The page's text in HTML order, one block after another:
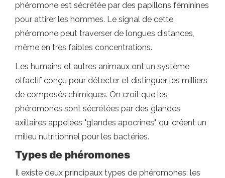
phéromone est sécrétée par des papillons féminines
pour attirer les hommes. Le signal de cette
phéromone peut traverser de longues distances,
même en très faibles concentrations.
Les humains et autres animaux ont un système
olfactif conçu pour détecter et distinguer les milliers
de composés chimiques. On croit que les
phéromones sont sécrétées par des glandes
axillaires appelées "glandes apocrines", qui créent un
milieu nutritionnel pour les bactéries.
Types de phéromones
Il existe deux principaux types de phéromones: les